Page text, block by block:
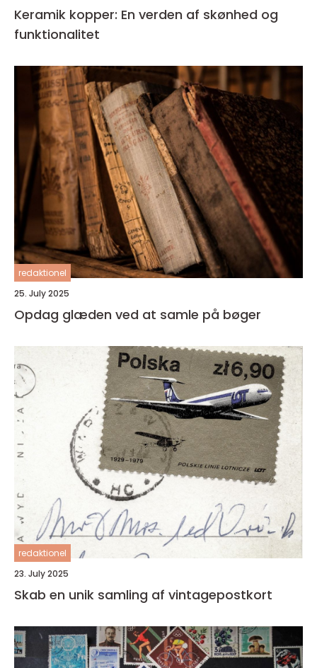
Keramik kopper: En verden af skønhed og
funktionalitet
redaktionel
25. July 2025
Opdag glæden ved at samle på bøger
redaktionel
23. July 2025
Skab en unik samling af vintagepostkort